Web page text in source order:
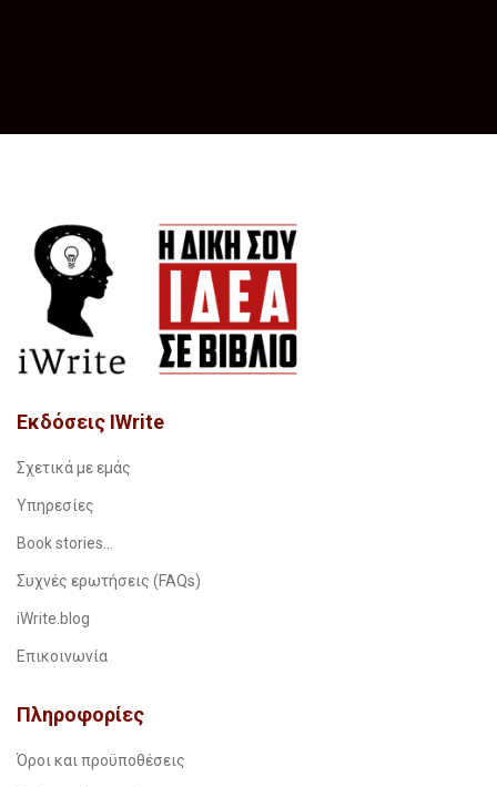
Εκδόσεις IWrite
Σχετικά με εμάς
Υπηρεσίες
Book stories…
Συχνές ερωτήσεις (FAQs)
iWrite.blog
Επικοινωνία
Πληροφορίες
Όροι και προϋποθέσεις